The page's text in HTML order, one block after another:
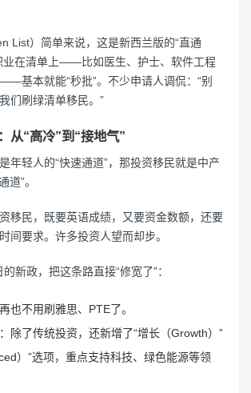
List）简单来说，这是新西兰版的“直通
业在清单上——比如医生、护士、软件工程
基本就能“秒批”。不少申请人调侃：“别
们刷绿清单移民。”
从“高冷”到“接地气”
年轻人的“快速通道”，那投资移民就是中产
道”。
移民，既要英语成绩，又要资金数额，还要
间要求。许多投资人望而却步。
新政，把这条路直接“修宽了”：
也不用刷雅思、PTE了。
除了传统投资，还新增了“增长（Growth）”
）”选项，重点支持科技、绿色能源等领